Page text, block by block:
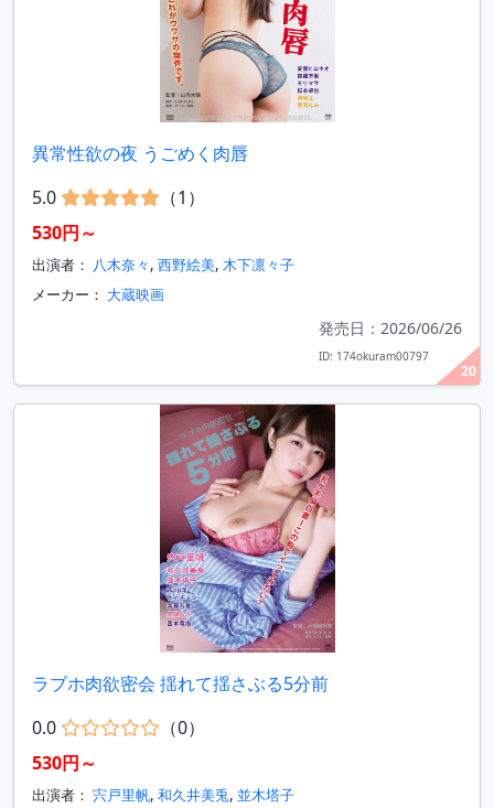
20
異常性欲の夜 うごめく肉唇
5.0
（1）
530円～
出演者： 八木奈々 , 西野絵美, 木下凛々子
メーカー： 大蔵映画
発売日：2026/06/26
ID: 174okuram00797
ラブホ肉欲密会 揺れて揺さぶる5分前
0.0
（0）
530円～
出演者： 宍戸里帆, 和久井美兎, 並木塔子